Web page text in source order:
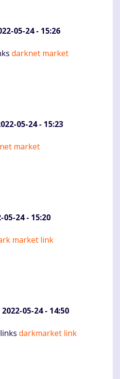
05-24 - 15:26
darknet market
05-24 - 15:23
market
05-24 - 15:20
market link
2022-05-24 - 14:50
darkmarket link